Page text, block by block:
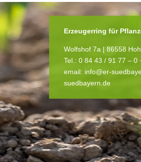
Erzeugerring für
Wolfshof 7a | 86558
Tel.: 0 84 43 / 91 77 – 0 ·
email: info@er-
suedbayern.de